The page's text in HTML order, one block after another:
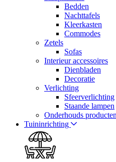
Bedden
Nachttafels
Kleerkasten
Commodes
Zetels
Sofas
Interieur accessoires
Dienbladen
Decoratie
Verlichting
Sfeerverlichting
Staande lampen
Onderhouds producten
Tuininrichting